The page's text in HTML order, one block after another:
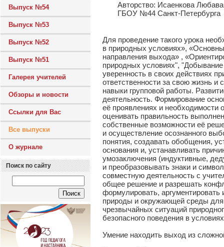
Выпуск №54
Выпуск №53
Выпуск №52
Выпуск №51
Галерея учителей
Обзоры и новости
Ссылки для Вас
Все выпуски
О журнале
Поиск по сайту
Авторcтво: Исаенкова
ГБОУ №44 Санкт-Петербурга
Для проведение такого урока
в природных условиях»,
направления выхода» ,
природных условиях",
уверенность в своих действиях
ответственности за свою жизнь и
навыки групповой работы.
деятельность. Формирование
её проявлениях и необходимости
оценивать правильность
собственные возможности её
и осуществление осознанного
понятия, создавать обобщения,
основания и, устанавливать
умозаключения (индуктивные,
и преобразовывать знаки и
совместную деятельность с
общее решение и разрешать
формулировать,
природы и окружающей среды для
чрезвычайных ситуаций
безопасного поведения в
Умение находить выход из